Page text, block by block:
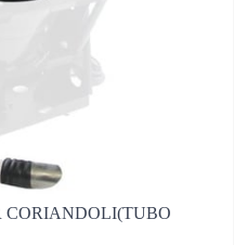
CORIANDOLI(TUBO